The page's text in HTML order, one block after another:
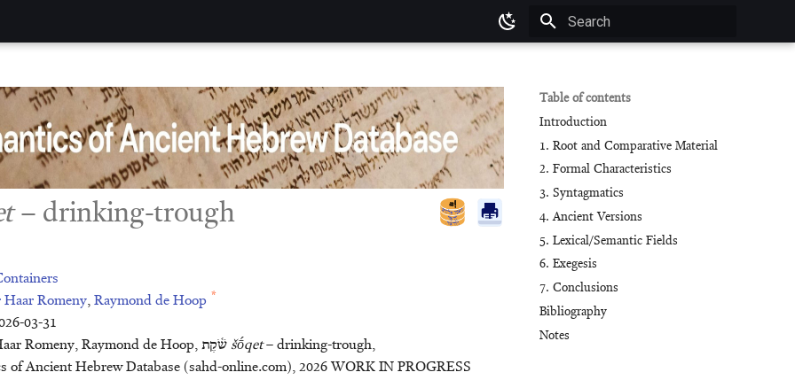
Table of contents
Introduction
1. Root and Comparative Material
2. Formal Characteristics
3. Syntagmatics
4. Ancient Versions
5. Lexical/Semantic Fields
6. Exegesis
7. Conclusions
Bibliography
Notes
– drinking-trough
Haar Romeny,Raymond de Hoop *
03-31
šṓqet– drinking-trough,
Hebrew Database (sahd-online.com), 2026 WORK IN PROGRESS